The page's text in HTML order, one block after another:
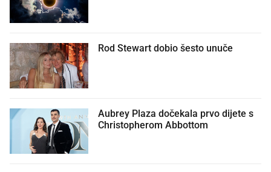
Rod Stewart dobio šesto unuče
Aubrey Plaza dočekala prvo dijete s
Christopherom Abbottom